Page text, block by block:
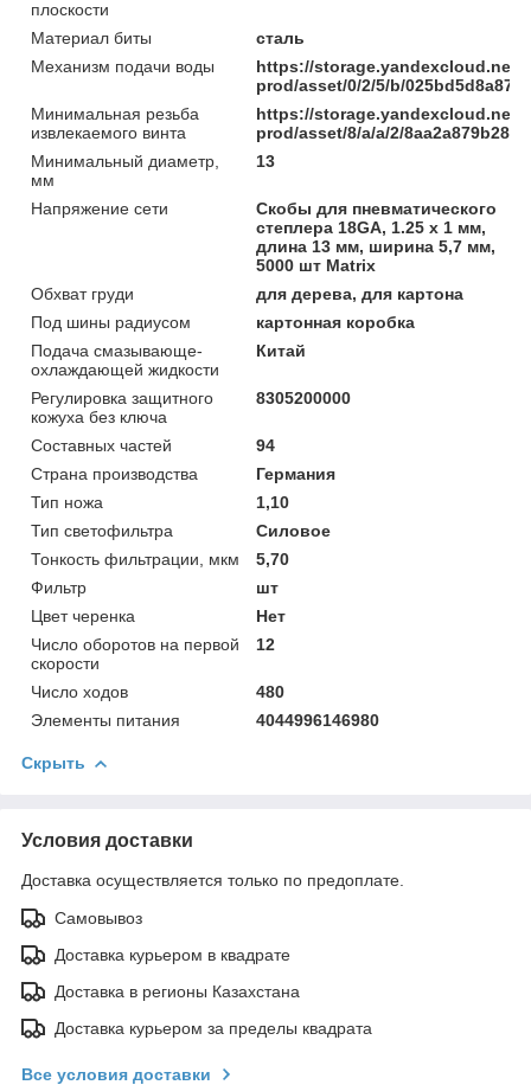
плоскости
Материал биты
сталь
Механизм подачи воды
https://storage.yandexcloud.net/
prod/asset/0/2/5/b/
Минимальная резьба
извлекаемого винта
https://storage.yandexcloud.net/
prod/asset/8/a/a/2/
Минимальный диаметр,
мм
13
Напряжение сети
Скобы для пневматического
степлера 18GA, 1.25 х 1 мм,
длина 13 мм, ширина 5,7 мм,
5000 шт Matrix
Обхват груди
для дерева, для картона
Под шины радиусом
картонная коробка
Подача смазывающе-
охлаждающей жидкости
Китай
Регулировка защитного
кожуха без ключа
8305200000
Составных частей
94
Страна производства
Германия
Тип ножа
1,10
Тип светофильтра
Силовое
Тонкость фильтрации, мкм
5,70
Фильтр
шт
Цвет черенка
Нет
Число оборотов на первой
скорости
12
Число ходов
480
Элементы питания
4044996146980
Скрыть
Условия доставки
Доставка осуществляется только по предоплате.
Самовывоз
Доставка курьером в квадрате
Доставка в регионы Казахстана
Доставка курьером за пределы квадрата
Все условия доставки